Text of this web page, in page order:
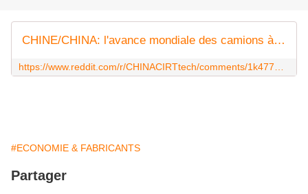
CHINE/CHINA: l'avance mondiale des camions à nouvelles énergies (the global advance of new energy trucks)
#ECONOMIE & FABRICANTS
Partager